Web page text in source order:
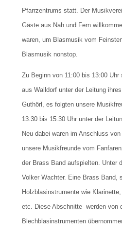
Pfarrzentrums statt. Der
Gäste aus Nah und Fern
waren, um Blasmusik vom
Blasmusik nonstop.
Zu Beginn von 11:00 bis 13:00
aus Walldorf unter der Leitung
Guthörl, es folgten unsere
13:30 bis 15:30 Uhr unter der
Neu dabei waren im Anschluss
unsere Musikfreunde vom
der Brass Band aufspielten. Unter
Volker Wachter. Eine Brass Band,
Holzblasinstrumente wie
etc. Diese Abschnitte werden von
Blechblasinstrumenten